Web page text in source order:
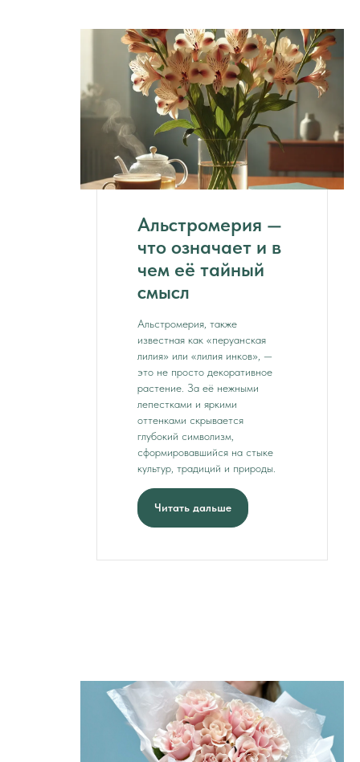
Альстромерия —
что означает и в
чем её тайный
смысл
Альстромерия, также
известная как «перуанская
лилия» или «лилия инков», —
это не просто декоративное
растение. За её нежными
лепестками и яркими
оттенками скрывается
глубокий символизм,
сформировавшийся на стыке
культур, традиций и природы.
Читать дальше